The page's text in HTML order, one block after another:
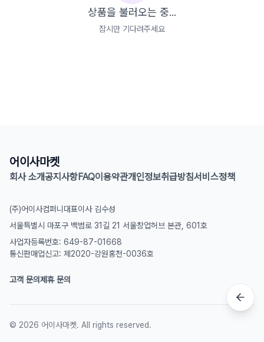
상품을 불러오는 중...
잠시만 기다려주세요
어이사마켓
회사 소개공지사항FAQ이용약관개인정보취급방침서비스정책
(주)어이사컴퍼니 대표이사 김수성
서울특별시 마포구 백범로 31길 21 서울창업허브 본관, 601호
사업자등록번호: 649-87-01668
통신판매업신고: 제2020-강원홍천-0036호
고객 문의제휴 문의
© 2026 어이사마켓. All rights reserved.